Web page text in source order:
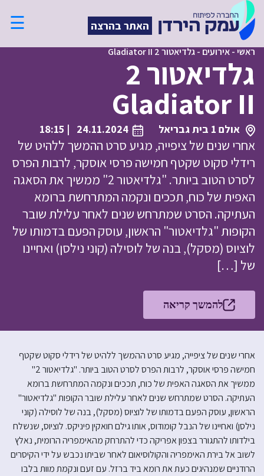
האתר בהרצה ☰
ראשי-אירועים -גלדיאטור 2 Gladiator II
גלדיאטור 2
Gladiator II
אולם 1 בית גבריאל 24.11.2024
| 18:15
אחרי שנים של ציפייה, מגיע סרט ההמשך ללהיט של
רידלי סקוט שקטף חמישה פרסי אוסקר, לרבות הפרס
לסרט הטוב ביותר. "גלדיאטור 2" ממשיך את הסאגה
האפית של כוח, תככים ונקמה המתרחשת ברומא
העתיקה. הסרט שמתרחש שנים לאחר עלילת שובר
הקופות "גלדיאטור" הראשון, עוסק הפעם בדמותו של
לוציוס (מסקל), בנה של לוסילה (קוני נילסן) ואחיינו
של […]
להמשך קריאה
אחרי שנים של ציפייה, מגיע סרט ההמשך ללהיט של רידלי סקוט שקטף
חמישה פרסי אוסקר, לרבות הפרס לסרט הטוב ביותר. "גלדיאטור 2"
ממשיך את הסאגה האפית של כוח, תככים ונקמה המתרחשת ברומא
העתיקה. הסרט שמתרחש שנים לאחר עלילת שובר הקופות "גלדיאטור"
הראשון, עוסק הפעם בדמותו של לוציוס (מסקל), בנה של לוסילה (קוני
נילסן) ואחיינו של הנבל קומודוס, אותו גילם חואקין פיניקס. לוציוס, שנשלח
בילדותו להתגורר בצפון אפריקה כדי להתרחק מהאימפריה הרומית, נאלץ
לשוב אל בירת האימפריה והקולוסיאום לאחר שביתו נכבש על ידי הקיסרים
הרודניים שמנהיגים כעת את רומא ביד ברזל. עם זעם ונקמת מוות בלבו